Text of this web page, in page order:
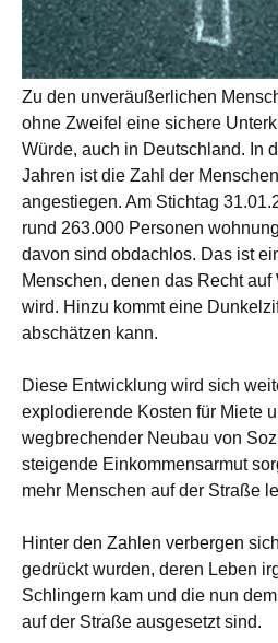
Zu den unveräußerlichen
ohne Zweifel eine sichere
Würde, auch in Deutschland. In
Jahren ist die Zahl der
angestiegen. Am Stichtag
rund 263.000 Personen
davon sind obdachlos. Das ist
Menschen, denen das Recht
wird. Hinzu kommt eine
abschätzen kann.
Diese Entwicklung wird sich
explodierende Kosten für Miete
wegbrechender Neubau von
steigende Einkommensarmut
mehr Menschen auf der Straße
Hinter den Zahlen verbergen
gedrückt wurden, deren Leben
Schlingern kam und die nun
auf der Straße ausgesetzt sind.